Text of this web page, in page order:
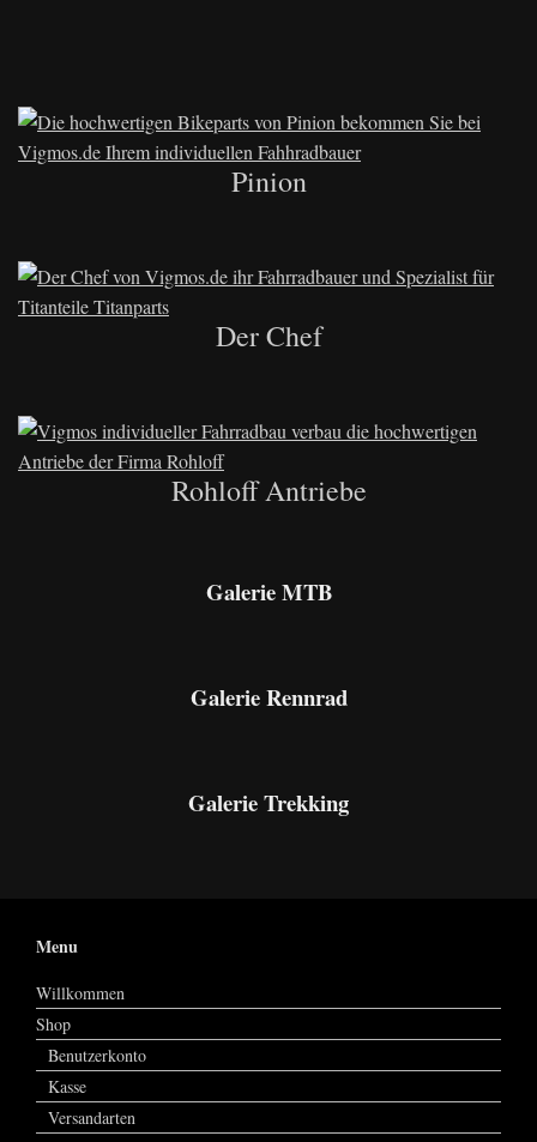
Pinion
Der Chef
Rohloff Antriebe
Galerie MTB
Galerie Rennrad
Galerie Trekking
Menu
Willkommen
Shop
Benutzerkonto
Kasse
Versandarten